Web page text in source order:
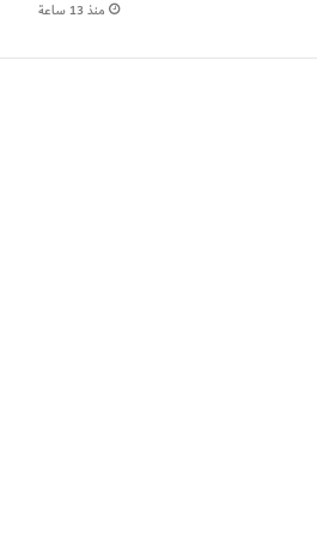
منذ 13 ساعة